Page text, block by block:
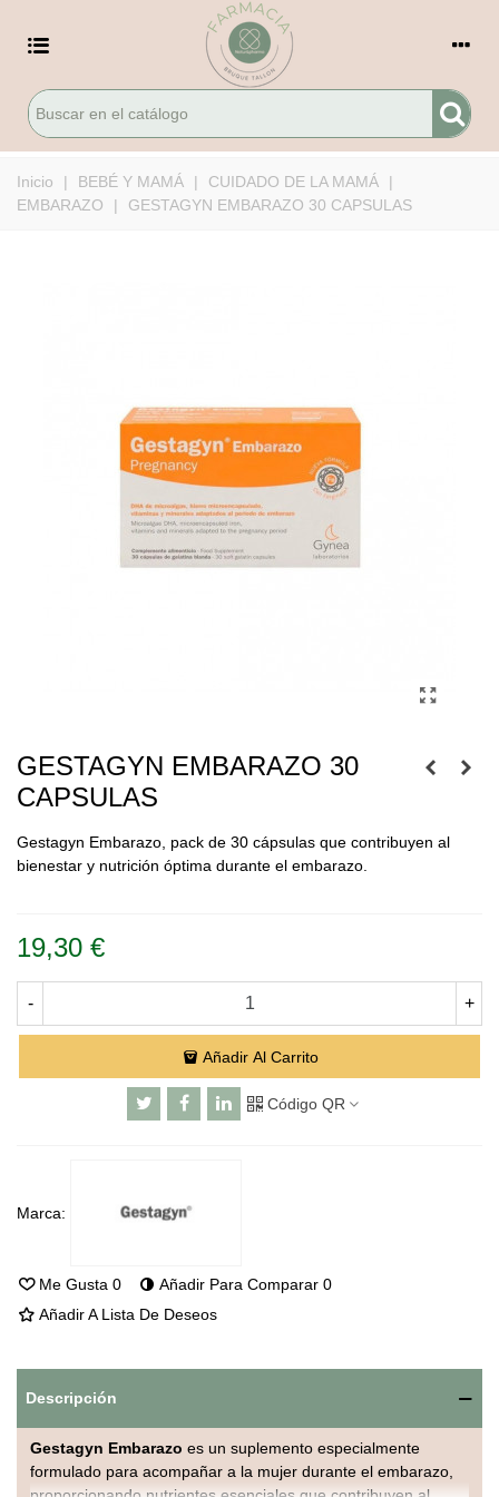
Inicio | BEBÉ Y MAMÁ | CUIDADO DE LA MAMÁ
|
EMBARAZO
| GESTAGYN EMBARAZO 30 CAPSULAS
GESTAGYN EMBARAZO 30
CAPSULAS
Gestagyn Embarazo, pack de 30 cápsulas que contribuyen al
bienestar y nutrición óptima durante el embarazo.
19,30 €
- +
Añadir Al Carrito
Código QR
Marca:
Me Gusta 0 Añadir Para Comparar 0
Añadir A Lista De Deseos
Descripción
Gestagyn Embarazo es un suplemento especialmente
formulado para acompañar a la mujer durante el embarazo,